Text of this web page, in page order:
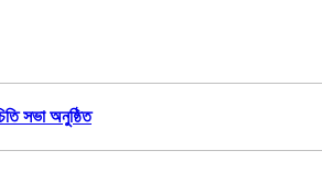
সভা অনুষ্ঠিত